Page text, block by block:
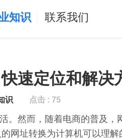
知识 联系我们
速定位和解决
识 点击 : 75
。然而，随着电商的普及，
网址转换为计算机可以理